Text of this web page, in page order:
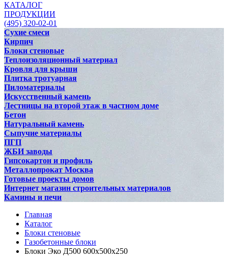
КАТАЛОГ
ПРОДУКЦИИ
(495) 320-02-01
Сухие смеси
Кирпич
Блоки стеновые
Теплоизоляционный материал
Кровля для крыши
Плитка тротуарная
Пиломатериалы
Искусственный камень
Лестницы на второй этаж в частном доме
Бетон
Натуральный камень
Сыпучие материалы
ПГП
ЖБИ заводы
Гипсокартон и профиль
Металлопрокат Москва
Готовые проекты домов
Интернет магазин строительных материалов
Камины и печи
Главная
Каталог
Блоки стеновые
Газобетонные блоки
Блоки Эко Д500 600х500х250